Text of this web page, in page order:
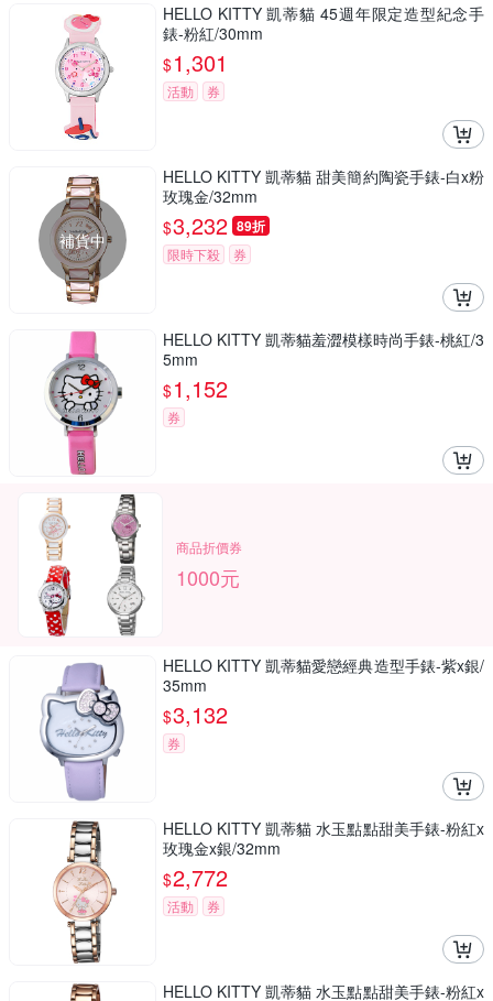
HELLO KITTY 凱蒂貓 45週年限定造型紀念手
錶-粉紅/30mm
$1,301
活動 券
補貨中
HELLO KITTY 凱蒂貓 甜美簡約陶瓷手錶-白x粉
玫瑰金/32mm
$3,232 89折
限時下殺 券
HELLO KITTY 凱蒂貓羞澀模樣時尚手錶-桃紅/3
5mm
$1,152
券
商品折價券
1000元
HELLO KITTY 凱蒂貓愛戀經典造型手錶-紫x銀/
35mm
$3,132
券
HELLO KITTY 凱蒂貓 水玉點點甜美手錶-粉紅x
玫瑰金x銀/32mm
$2,772
活動 券
HELLO KITTY 凱蒂貓 水玉點點甜美手錶-粉紅x